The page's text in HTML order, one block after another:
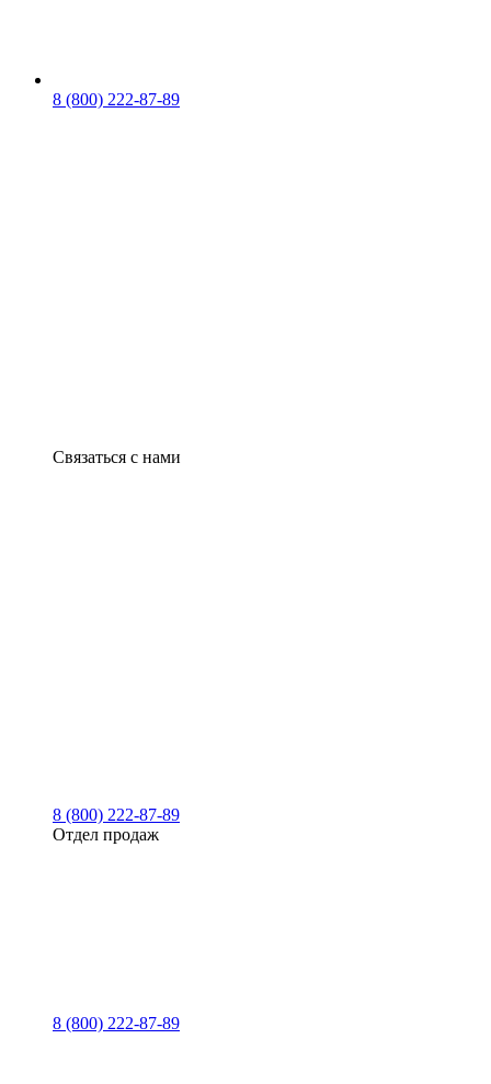
8 (800) 222-87-89
Связаться с нами
8 (800) 222-87-89
Отдел продаж
8 (800) 222-87-89